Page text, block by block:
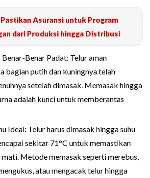
Pastikan Asuransi untuk Program
dari Produksi hingga Distribusi
Benar Padat: Telur aman
bagian putih dan kuningnya telah
setelah dimasak. Memasak hingga
adalah kunci untuk memberantas
Ideal: Telur harus dimasak hingga suhu
sekitar 71°C untuk memastikan
Metode memasak seperti merebus,
atau mengacak telur hingga